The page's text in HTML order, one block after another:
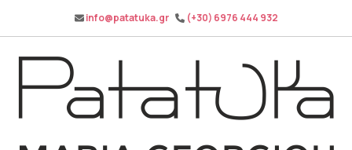
info@patatuka.gr (+30) 6976 444 932